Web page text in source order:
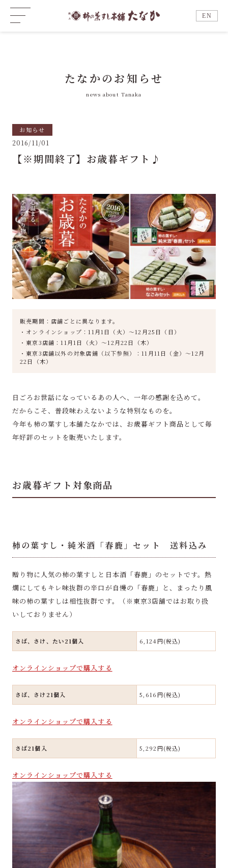
EN
たなかのお知らせ
news about Tanaka
お知らせ
2016/11/01
【※期間終了】お歳暮ギフト♪
販売期間：店舗ごとに異なります。
・オンラインショップ：11月1日（火）～12月25日（日）
・東京3店舗：11月1日（火）～12月22日（木）
・東京3店舗以外の対象店鋪（以下参照）：11月11日（金）～12月
22日（木）
日ごろお世話になっているあの人へ、一年の感謝を込めて。
だからこそ、普段味わえないような特別なものを。
今年も柿の葉すし本舗たなかでは、お歳暮ギフト商品として毎
年好評のセットを販売いたします。
お歳暮ギフト対象商品
柿の葉すし・純米酒「春鹿」セット 送料込み
贈り物に人気の柿の葉すしと日本酒「春鹿」のセットです。熱
燗にしてもキレ味抜群の辛口が自慢の「春鹿」と、まったり風
味の柿の葉すしは相性抜群です。（※東京3店舗ではお取り扱
いしておりません）
さば、さけ、たい21個入 6,124円(税込)
オンラインショップで購入する
さば、さけ21個入 5,616円(税込)
オンラインショップで購入する
さば21個入 5,292円(税込)
オンラインショップで購入する